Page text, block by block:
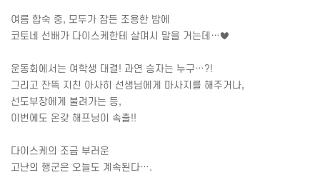
여름 합숙 중, 모두가 잠든 조용한 밤에
코토네 선배가 다이스케한테 살며시 말을 거는데 …♥
운동회에서는 여학생 대결 ! 과연 승자는 누구 …?!
그리고 잔뜩 지친 아사히 선생님에게 마사지를 해주거나,
선도부장에게 불려가는 등,
이번에도 온갖 해프닝이 속출!!
다이스케의 조금 부러운
고난의 행군은 오늘도 계속된다….